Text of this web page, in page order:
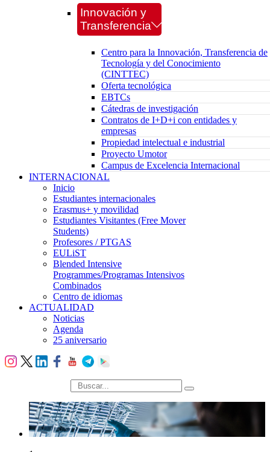
Innovación y
Transferencia
Centro para la Innovación, Transferencia de
Tecnología y del Conocimiento
(CINTTEC)
Oferta tecnológica
EBTCs
Cátedras de investigación
Contratos de I+D+i con entidades y
empresas
Propiedad intelectual e industrial
Proyecto Umotor
Campus de Excelencia Internacional
INTERNACIONAL
Inicio
Estudiantes internacionales
Erasmus+ y movilidad
Estudiantes Visitantes (Free Mover
Students)
Profesores / PTGAS
EULiST
Blended Intensive
Programmes/Programas Intensivos
Combinados
Centro de idiomas
ACTUALIDAD
Noticias
Agenda
25 aniversario
búsqueda